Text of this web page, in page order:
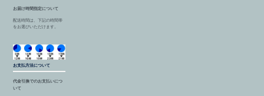
お届け時間指定について
配送時間は、下記の時間帯
をお選びいただけます。
お支払方法について
代金引換でのお支払いにつ
いて